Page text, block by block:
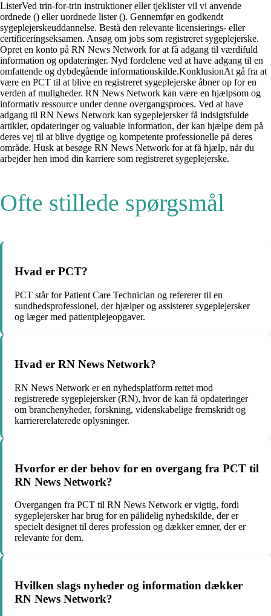
ListerVed trin-for-trin instruktioner eller tjeklister vil vi anvende
ordnede () eller uordnede lister (). Gennemfør en godkendt
sygeplejerskeuddannelse. Bestå den relevante licensierings- eller
certificeringseksamen. Ansøg om jobs som registreret sygeplejerske.
Opret en konto på RN News Network for at få adgang til værdifuld
information og opdateringer. Nyd fordelene ved at have adgang til en
omfattende og dybdegående informationskilde.KonklusionAt gå fra at
være en PCT til at blive en registreret sygeplejerske åbner op for en
verden af muligheder. RN News Network kan være en hjælpsom og
informativ ressource under denne overgangsproces. Ved at have
adgang til RN News Network kan sygeplejersker få indsigtsfulde
artikler, opdateringer og valuable information, der kan hjælpe dem på
deres vej til at blive dygtige og kompetente professionelle på deres
område. Husk at besøge RN News Network for at få hjælp, når du
arbejder hen imod din karriere som registreret sygeplejerske.
Ofte stillede spørgsmål
Hvad er PCT?
PCT står for Patient Care Technician og refererer til en
sundhedsprofessionel, der hjælper og assisterer sygeplejersker
og læger med patientplejeopgaver.
Hvad er RN News Network?
RN News Network er en nyhedsplatform rettet mod
registrerede sygeplejersker (RN), hvor de kan få opdateringer
om branchenyheder, forskning, videnskabelige fremskridt og
karriererelaterede oplysninger.
Hvorfor er der behov for en overgang fra PCT til
RN News Network?
Overgangen fra PCT til RN News Network er vigtig, fordi
sygeplejersker har brug for en pålidelig nyhedskilde, der er
specielt designet til deres profession og dækker emner, der er
relevante for dem.
Hvilken slags nyheder og information dækker
RN News Network?